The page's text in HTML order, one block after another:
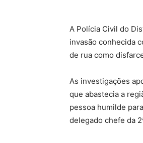
A Polícia Civil do
invasão conhecida
de rua como
As investigações
que abastecia a
pessoa humilde
delegado chefe da